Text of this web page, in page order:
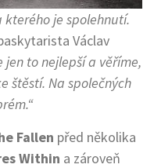
kterého je spolehnutí.
Václav
jen to nejlepší a věříme,
štěstí. Na společných
Fallen před několika
Within a zároveň